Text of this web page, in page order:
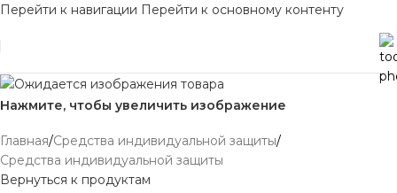
Перейти к навигации Перейти к основному контенту
Нажмите, чтобы увеличить изображение
Главная/Средства индивидуальной защиты/
Средства индивидуальной защиты
Вернуться к продуктам